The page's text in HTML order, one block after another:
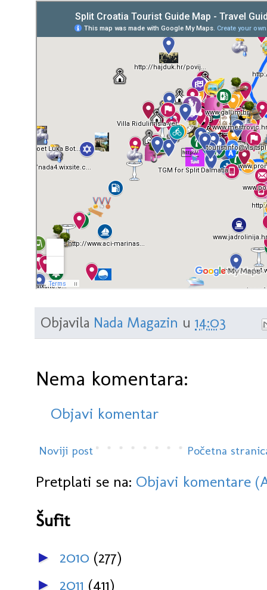
Objavila Nada Magazin u 14:03
Nema komentara:
Objavi komentar
Noviji post Početna
Pretplati se na: Objavi komentare
Šufit
► 2010 (277)
► 2011 (411)